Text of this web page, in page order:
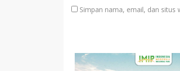
Simpan nama, email, dan situs